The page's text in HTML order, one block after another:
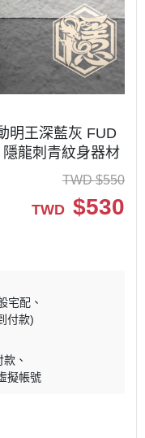
明王深藍灰 FUD
龍刺青紋身器材
TWD $550
TWD $530
宅配
付款)
款
擬帳號